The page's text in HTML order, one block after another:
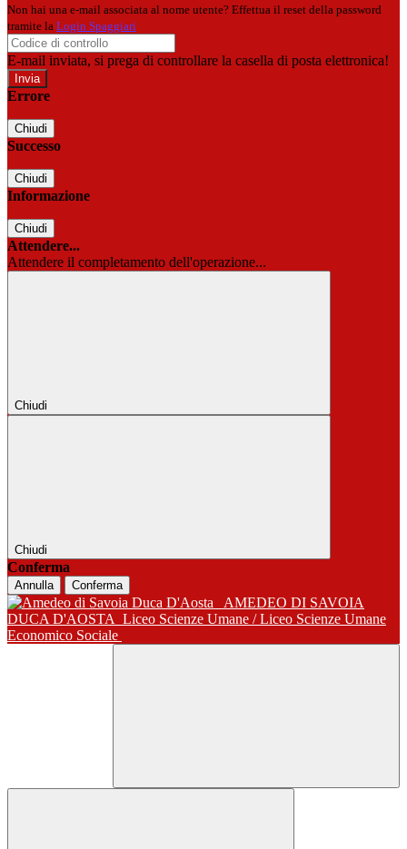
Non hai una e-mail associata al nome utente? Effettua il reset della password
tramite la Login Spaggiari
E-mail inviata, si prega di controllare la casella di posta elettronica!
Errore
Chiudi
Successo
Chiudi
Informazione
Chiudi
Attendere...
Attendere il completamento dell'operazione...
Chiudi
Chiudi
Conferma
Annulla Conferma
AMEDEO DI SAVOIA
DUCA D'AOSTA Liceo Scienze Umane / Liceo Scienze Umane
Economico Sociale